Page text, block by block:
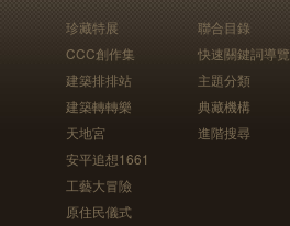
珍藏特展
CCC創作集
建築排排站
建築轉轉樂
天地宮
安平追想1661
工藝大冒險
原住民儀式
聯合目錄
快速關鍵詞導覽
主題分類
典藏機構
進階搜尋